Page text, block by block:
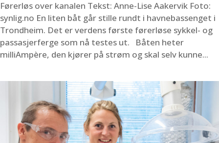
Førerløs over kanalen Tekst: Anne-Lise Aakervik Foto:
synlig.no En liten båt går stille rundt i havnebassenget i
Trondheim. Det er verdens første førerløse sykkel- og
passasjerferge som nå testes ut. Båten heter
milliAmpère, den kjører på strøm og skal selv kunne...